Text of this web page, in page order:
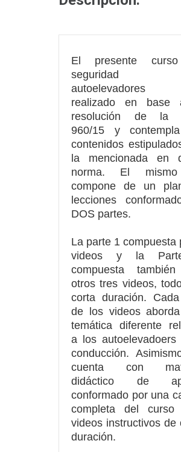
El presente
seguridad
autoelevadores
realizado en base
resolución de la
960/15 y
contenidos
la mencionada en
norma. El
compone de un
lecciones
DOS partes.
La parte 1 compuesta
videos y la
compuesta
otros tres videos,
corta duración.
de los videos
temática diferente
a los
conducción.
cuenta con
didáctico de
conformado por una
completa del
videos instructivos de
duración.